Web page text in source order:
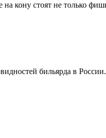
кону стоят не только
бильярда в России.